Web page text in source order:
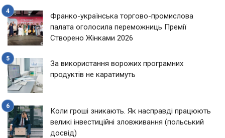
Франко-українська торгово-промислова
палата оголосила переможниць Премії
Створено Жінками 2026
За використання ворожих програмних
продуктів не каратимуть
Коли гроші зникають. Як насправді працюють
великі інвестиційні зловживання (польський
досвід)